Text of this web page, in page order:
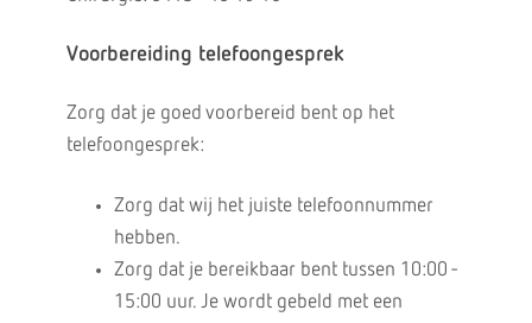
Voorbereiding telefoongesprek
Zorg dat je goed voorbereid bent op het
telefoongesprek:
Zorg dat wij het juiste telefoonnummer
hebben.
Zorg dat je bereikbaar bent tussen 10:00 -
15:00 uur. Je wordt gebeld met een